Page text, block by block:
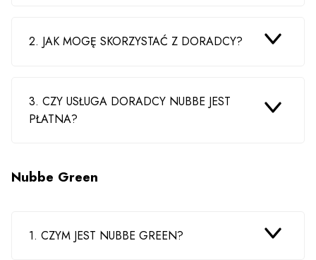
2. JAK MOGĘ SKORZYSTAĆ Z DORADCY?
3. CZY USŁUGA DORADCY NUBBE JEST
PŁATNA?
Nubbe Green
1. CZYM JEST NUBBE GREEN?